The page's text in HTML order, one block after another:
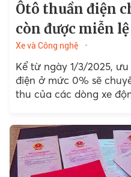
Ôtô thuần điện
còn được miễn
Xe và Công nghệ
Kể từ ngày 1/3/2025,
điện ở mức 0% sẽ
thu của các dòng xe